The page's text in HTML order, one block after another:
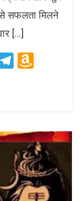
सफलता मिलने
[…]
LinkedIn
Telegram